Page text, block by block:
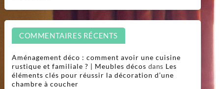
COMMENTAIRES RÉCENTS
Aménagement déco : comment avoir une cuisine
rustique et familiale ? | Meubles décos dans Les
éléments clés pour réussir la décoration d’une
chambre à coucher